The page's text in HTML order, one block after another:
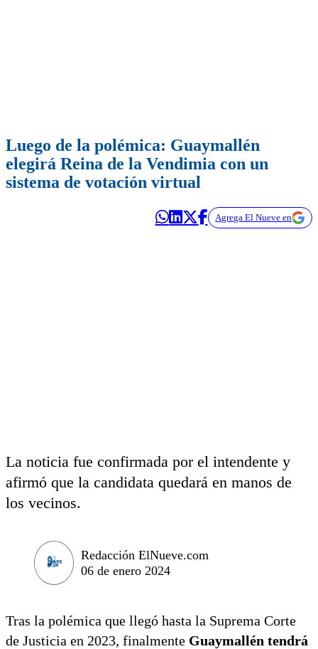
Luego de la polémica: Guaymallén
elegirá Reina de la Vendimia con un
sistema de votación virtual
Agrega El Nueve en
La noticia fue confirmada por el intendente y
afirmó que la candidata quedará en manos de
los vecinos.
Redacción ElNueve.com
06 de enero 2024
Tras la polémica que llegó hasta la Suprema Corte
de Justicia en 2023, finalmente Guaymallén tendrá